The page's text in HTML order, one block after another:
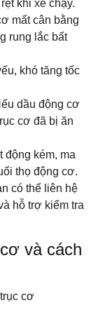
khi xe chạy.
mất cân bằng
rung lắc bất
khó tăng tốc
dầu động cơ
cơ đã bị ăn
động kém, ma
thọ động cơ.
có thể liên hệ
hỗ trợ kiểm tra
và cách
cơ